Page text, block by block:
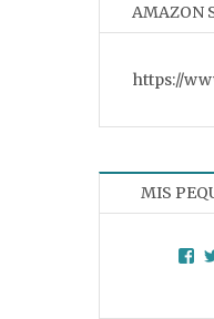
AMAZON
https://
MIS